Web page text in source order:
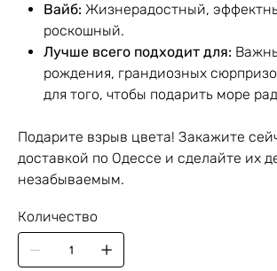
Вайб: Жизнерадостный,
роскошный.
Лучше всего подходит для:
рождения, грандиозных
для того, чтобы подарить море
Подарите взрыв цвета! Закажите
доставкой по Одессе и сделайте их
незабываемым.
Количество